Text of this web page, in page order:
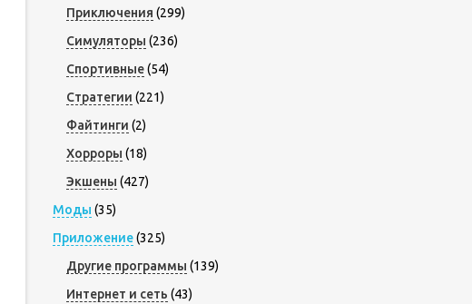
Приключения (299)
Симуляторы (236)
Спортивные(54)
Стратегии (221)
Файтинги (2)
Хорроры (18)
Экшены (427)
Моды (35)
Приложение(325)
Другие программы (139)
Интернет и сеть (43)